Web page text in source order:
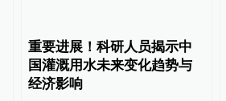
重要进展！科研人员揭示中
国灌溉用水未来变化趋势与
经济影响